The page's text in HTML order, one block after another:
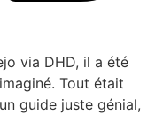
via DHD, il a été
Tout était
guide juste génial,